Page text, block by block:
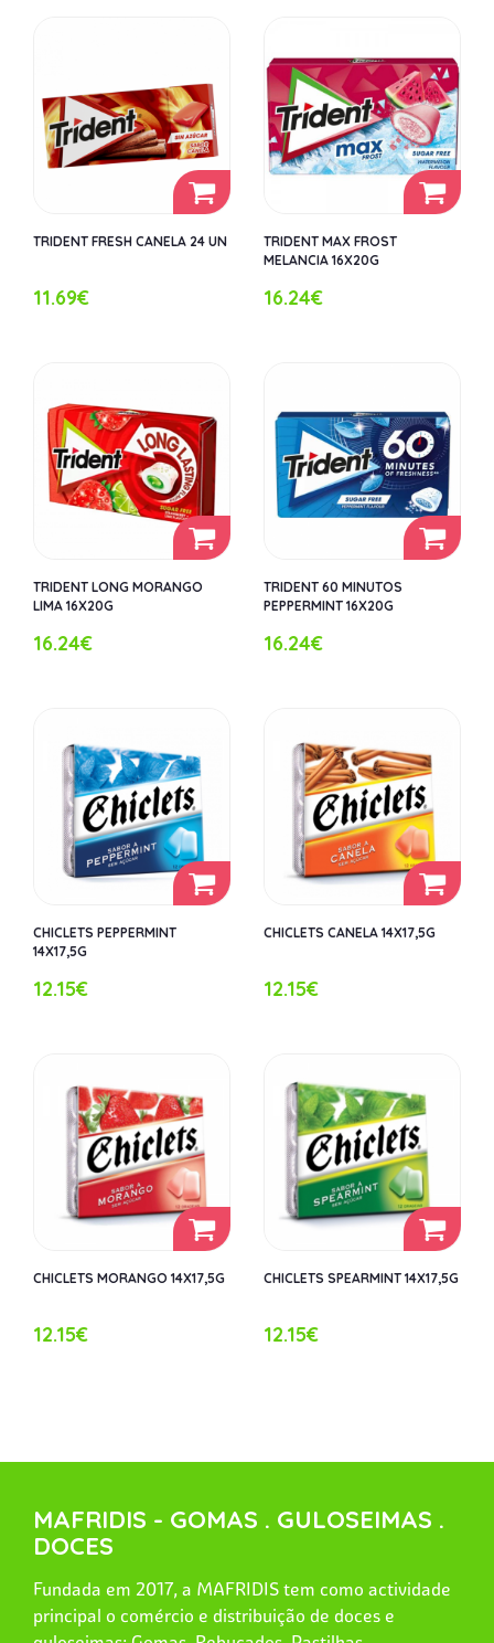
TRIDENT FRESH CANELA 24 UN
11.69€
TRIDENT MAX FROST
MELANCIA 16X20G
16.24€
TRIDENT LONG MORANGO
LIMA 16X20G
16.24€
TRIDENT 60 MINUTOS
PEPPERMINT 16X20G
16.24€
CHICLETS PEPPERMINT
14X17,5G
12.15€
CHICLETS CANELA 14X17,5G
12.15€
CHICLETS MORANGO 14X17,5G
12.15€
CHICLETS SPEARMINT 14X17,5G
12.15€
MAFRIDIS - GOMAS . GULOSEIMAS .
DOCES
Fundada em 2017, a MAFRIDIS tem como actividade
principal o comércio e distribuição de doces e